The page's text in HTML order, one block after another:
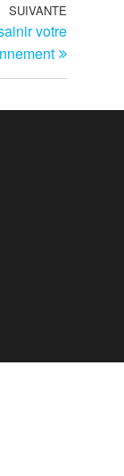
Article
suivant
SUIVANTE
votre